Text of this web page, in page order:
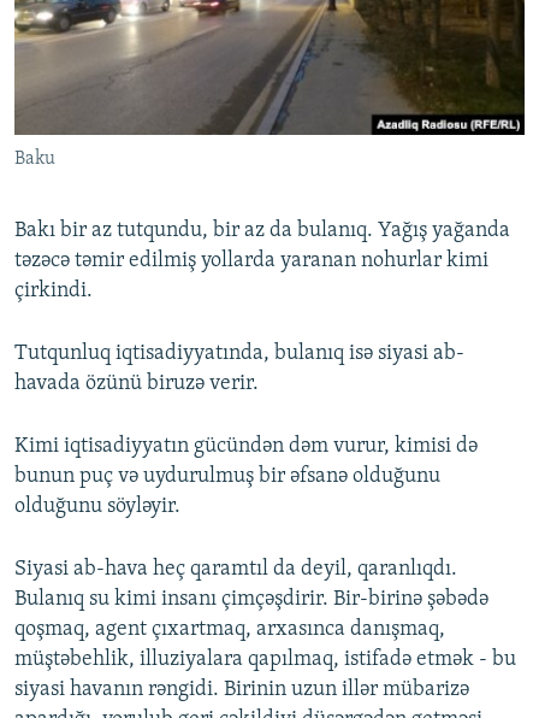
Baku
Bakı bir az tutqundu, bir az da bulanıq. Yağış yağanda
təzəcə təmir edilmiş yollarda yaranan nohurlar kimi
çirkindi.
Tutqunluq iqtisadiyyatında, bulanıq isə siyasi ab-
havada özünü biruzə verir.
Kimi iqtisadiyyatın gücündən dəm vurur, kimisi də
bunun puç və uydurulmuş bir əfsanə olduğunu
olduğunu söyləyir.
Siyasi ab-hava heç qaramtıl da deyil, qaranlıqdı.
Bulanıq su kimi insanı çimçəşdirir. Bir-birinə şəbədə
qoşmaq, agent çıxartmaq, arxasınca danışmaq,
müştəbehlik, illuziyalara qapılmaq, istifadə etmək - bu
siyasi havanın rəngidi. Birinin uzun illər mübarizə